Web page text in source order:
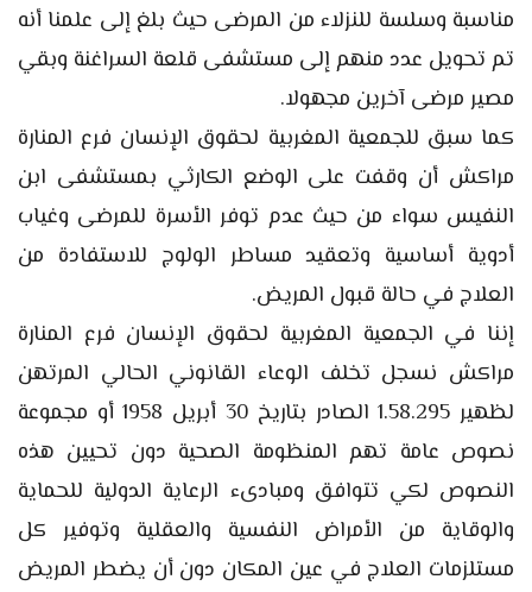
مناسبة وسلسة للنزلاء من المرضى حيث بلغ إلى علمنا أنه
تم تحويل عدد منهم إلى مستشفى قلعة السراغنة وبقي
مصير مرضى آخرين مجهولا.
كما سبق للجمعية المغربية لحقوق الإنسان فرع المنارة
مراكش أن وقفت على الوضع الكارثي بمستشفى ابن
النفيس سواء من حيث عدم توفر الأسرة للمرضى وغياب
أدوية أساسية وتعقيد مساطر الولوج للاستفادة من
العلاج في حالة قبول المريض.
إننا في الجمعية المغربية لحقوق الإنسان فرع المنارة
مراكش نسجل تخلف الوعاء القانوني الحالي المرتهن
لظهير 1.58.295 الصادر بتاريخ 30 أبريل 1958 أو مجموعة
نصوص عامة تهم المنظومة الصحية دون تحيين هذه
النصوص لكي تتوافق ومبادىء الرعاية الدولية للحماية
والوقاية من الأمراض النفسية والعقلية وتوفير كل
مستلزمات العلاج في عين المكان دون أن يضطر المريض